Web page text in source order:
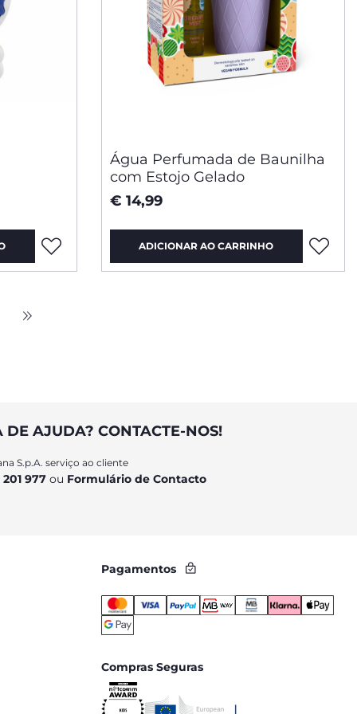
Água Perfumada de Baunilha
com Estojo Gelado
€ 14,99
ADICIONAR AO CARRINHO
DE AJUDA? CONTACTE-NOS!
S.p.A. serviço ao cliente
977ou Formulário de Contacto
Pagamentos
Compras Seguras